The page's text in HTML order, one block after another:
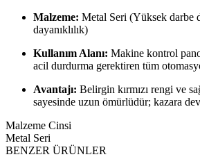
Malzeme: Metal Seri (Yüksek darbe
dayanıklılık)
Kullanım Alanı: Makine kontrol
acil durdurma gerektiren tüm
Avantajı: Belirgin kırmızı rengi ve
sayesinde uzun ömürlüdür; kazara
Malzeme Cinsi
Metal Seri
BENZER ÜRÜNLER